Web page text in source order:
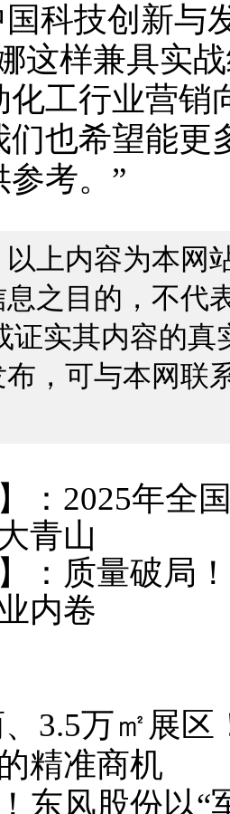
科技创新与
这样兼具实
化工行业营销
们也希望能更
参考。”
上内容为本网
之目的，不代
证实其内容的
，可与本网联
： 2025年全
青山
： 质量破局
内卷
3.5万㎡展
精准商机
东风股份以“